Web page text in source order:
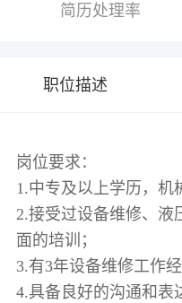
简历处理率
职位描述
岗位要求：
1.中专及以上学历，机
2.接受过设备维修、液
面的培训；
3.有3年设备维修工作经
4.具备良好的沟通和表